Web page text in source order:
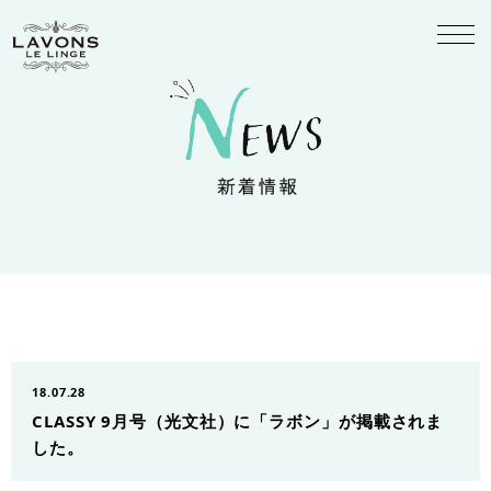
18.07.28
CLASSY 9月号（光文社）に「ラボン」が掲載されま
した。